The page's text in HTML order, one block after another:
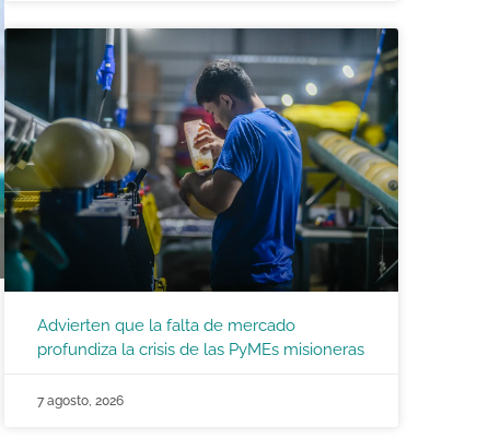
Advierten que la falta de mercado
profundiza la crisis de las PyMEs misioneras
7 agosto, 2026